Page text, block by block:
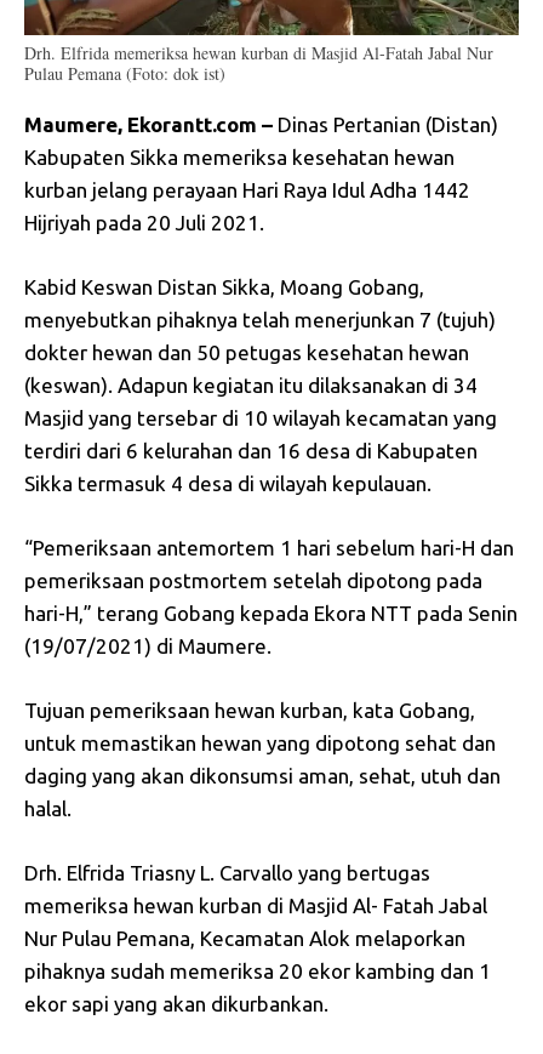
Drh. Elfrida memeriksa hewan kurban di Masjid Al-Fatah Jabal Nur
Pulau Pemana (Foto: dok ist)
Maumere, Ekorantt.com – Dinas Pertanian (Distan)
Kabupaten Sikka memeriksa kesehatan hewan
kurban jelang perayaan Hari Raya Idul Adha 1442
Hijriyah pada 20 Juli 2021.
Kabid Keswan Distan Sikka, Moang Gobang,
menyebutkan pihaknya telah menerjunkan 7 (tujuh)
dokter hewan dan 50 petugas kesehatan hewan
(keswan). Adapun kegiatan itu dilaksanakan di 34
Masjid yang tersebar di 10 wilayah kecamatan yang
terdiri dari 6 kelurahan dan 16 desa di Kabupaten
Sikka termasuk 4 desa di wilayah kepulauan.
“Pemeriksaan antemortem 1 hari sebelum hari-H dan
pemeriksaan postmortem setelah dipotong pada
hari-H,” terang Gobang kepada Ekora NTT pada Senin
(19/07/2021) di Maumere.
Tujuan pemeriksaan hewan kurban, kata Gobang,
untuk memastikan hewan yang dipotong sehat dan
daging yang akan dikonsumsi aman, sehat, utuh dan
halal.
Drh. Elfrida Triasny L. Carvallo yang bertugas
memeriksa hewan kurban di Masjid Al- Fatah Jabal
Nur Pulau Pemana, Kecamatan Alok melaporkan
pihaknya sudah memeriksa 20 ekor kambing dan 1
ekor sapi yang akan dikurbankan.